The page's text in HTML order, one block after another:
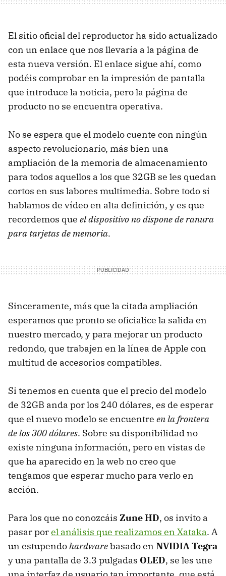
El sitio oficial del reproductor ha sido actualizado
con un enlace que nos llevaría a la página de
esta nueva versión. El enlace sigue ahí, como
podéis comprobar en la impresión de pantalla
que introduce la noticia, pero la página de
producto no se encuentra operativa.
No se espera que el modelo cuente con ningún
aspecto revolucionario, más bien una
ampliación de la memoria de almacenamiento
para todos aquellos a los que 32GB se les quedan
cortos en sus labores multimedia. Sobre todo si
hablamos de vídeo en alta definición, y es que
recordemos que el dispositivo no dispone de ranura
para tarjetas de memoria.
Sinceramente, más que la citada ampliación
esperamos que pronto se oficialice la salida en
nuestro mercado, y para mejorar un producto
redondo, que trabajen en la línea de Apple con
multitud de accesorios compatibles.
Si tenemos en cuenta que el precio del modelo
de 32GB anda por los 240 dólares, es de esperar
que el nuevo modelo se encuentre en la frontera
de los 300 dólares. Sobre su disponibilidad no
existe ninguna información, pero en vistas de
que ha aparecido en la web no creo que
tengamos que esperar mucho para verlo en
acción.
Para los que no conozcáis Zune HD, os invito a
pasar porel análisis que realizamos en Xataka. A
un estupendohardwarebasado en NVIDIA Tegra
y una pantalla de 3.3 pulgadas OLED, se les une